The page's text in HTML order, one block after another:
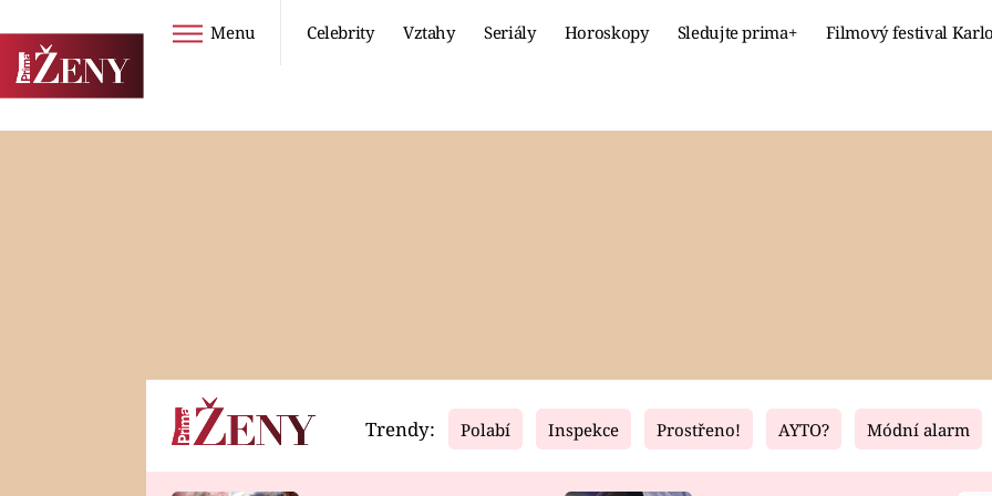
Menu Celebrity Vztahy Seriály Horoskopy Sledujte prima+ Filmový festival
Horoskopy Video Fresh Living
Trendy: Polabí Inspekce Prostřeno! AYTO? Módní alarm